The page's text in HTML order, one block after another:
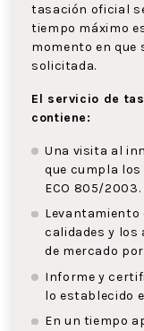
tasación oficial
tiempo máximo
momento en que
solicitada.
El servicio de
contiene:
Una visita al
que cumpla
ECO 805/2003.
Levantamiento
calidades y los
de mercado
Informe y
lo establecido
En un tiempo